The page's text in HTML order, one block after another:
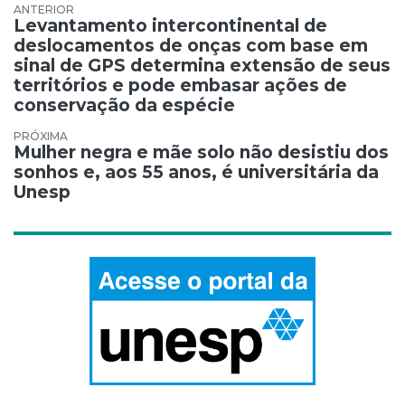
Navegação de Post
Levantamento intercontinental de
deslocamentos de onças com base em
sinal de GPS determina extensão de seus
territórios e pode embasar ações de
conservação da espécie
Mulher negra e mãe solo não desistiu dos
sonhos e, aos 55 anos, é universitária da
Unesp